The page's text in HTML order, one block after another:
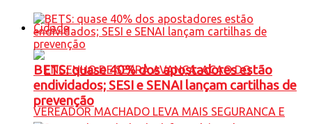
Cidade
BETS: quase 40% dos apostadores estão
endividados; SESI e SENAI lançam cartilhas de
prevenção